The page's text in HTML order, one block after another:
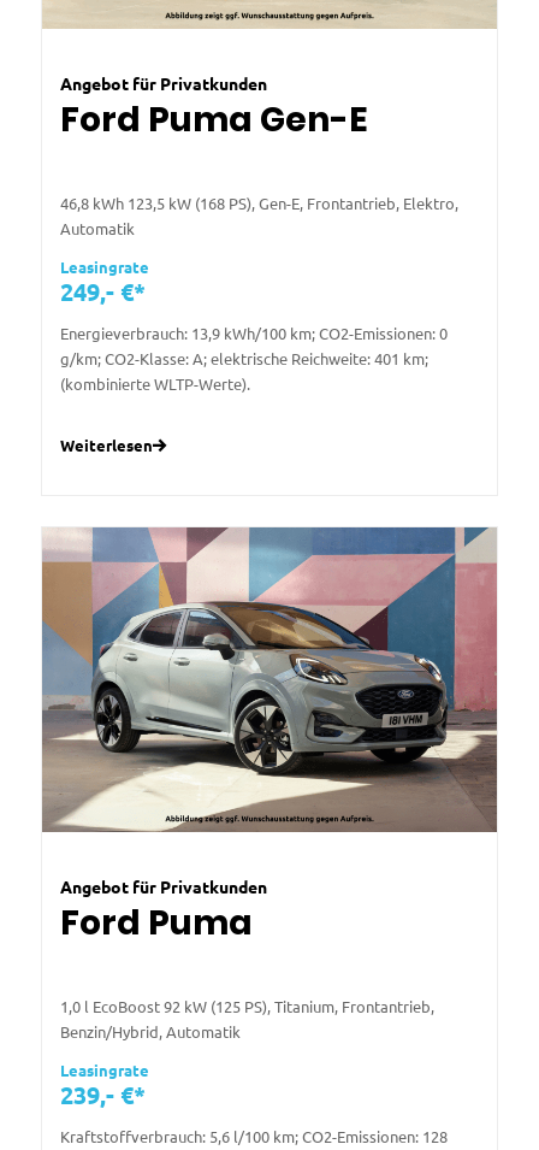
Angebot für Privatkunden
Ford Puma Gen-E
46,8 kWh 123,5 kW (168 PS), Gen-E, Frontantrieb, Elektro,
Automatik
Leasingrate
249,- €*
Energieverbrauch: 13,9 kWh/100 km; CO2-Emissionen: 0
g/km; CO2-Klasse: A; elektrische Reichweite: 401 km;
(kombinierte WLTP-Werte).
Weiterlesen
Angebot für Privatkunden
Ford Puma
1,0 l EcoBoost 92 kW (125 PS), Titanium, Frontantrieb,
Benzin/Hybrid, Automatik
Leasingrate
239,- €*
Kraftstoffverbrauch: 5,6 l/100 km; CO2-Emissionen: 128